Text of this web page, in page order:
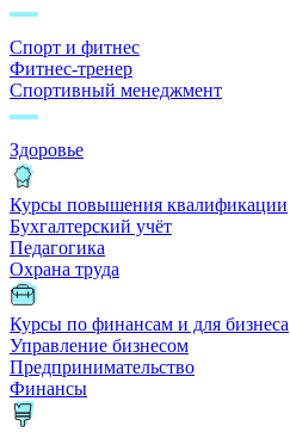
Спорт и фитнес
Фитнес-тренер
Спортивный менеджмент
Здоровье
Курсы повышения квалификации
Бухгалтерский учёт
Педагогика
Охрана труда
Курсы по финансам и для бизнеса
Управление бизнесом
Предпринимательство
Финансы